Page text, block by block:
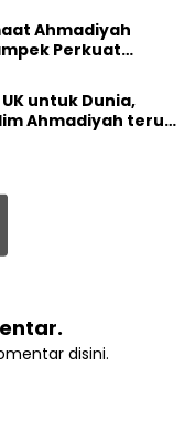
Unggul
Ahmadiyah
Perkuat
Pengajian
untuk Dunia,
Ahmadiyah terus
disini.